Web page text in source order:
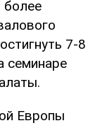
7-8
семинаре
Европы